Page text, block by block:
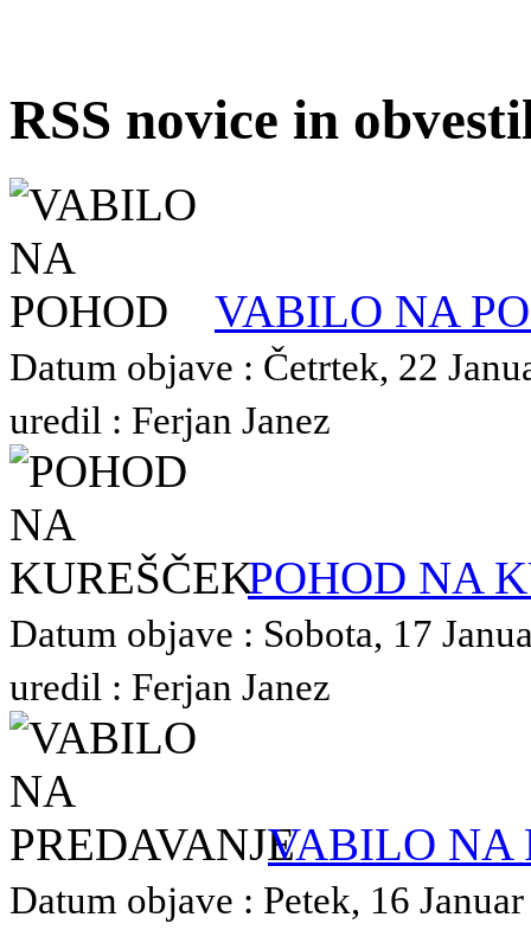
RSS novice in
VABILO NA
Datum objave : Četrtek, 22
uredil : Ferjan Janez
POHOD NA
Datum objave : Sobota, 17
uredil : Ferjan Janez
VABILO NA
Datum objave : Petek, 16